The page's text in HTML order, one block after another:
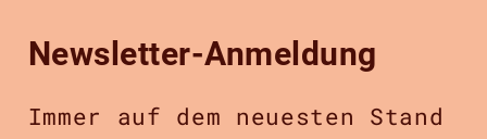
Newsletter-Anmeldung
Immer auf dem neuesten Stand